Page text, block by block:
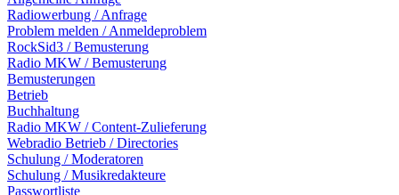
Radiowerbung / Anfrage
Problem melden / Anmeldeproblem
RockSid3 / Bemusterung
Radio MKW / Bemusterung
Bemusterungen
Betrieb
Buchhaltung
Radio MKW / Content-Zulieferung
Webradio Betrieb / Directories
Schulung / Moderatoren
Schulung / Musikredakteure
Passwortliste